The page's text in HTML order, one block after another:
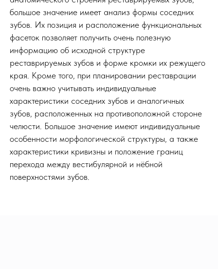
большое значение имеет анализ формы соседних
зубов. Их позиция и расположение функциональных
фасеток позволяет получить очень полезную
информацию об исходной структуре
реставрируемых зубов и форме кромки их режущего
края. Кроме того, при планировании реставрации
очень важно учитывать индивидуальные
характеристики соседних зубов и аналогичных
зубов, расположенных на противоположной стороне
челюсти. Большое значение имеют индивидуальные
особенности морфологической структуры, а также
характеристики кривизны и положение границ
перехода между вестибулярной и нёбной
поверхностями зубов.